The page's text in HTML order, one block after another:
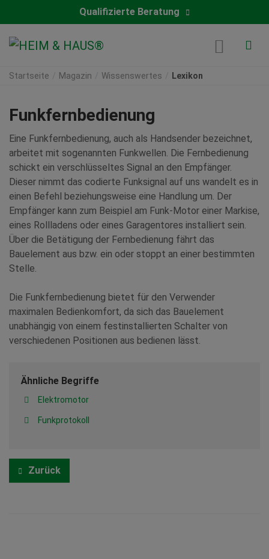
Qualifizierte Beratung
Startseite Magazin Wissenswertes Lexikon
Funkfernbedienung
Eine Funkfernbedienung, auch als Handsender bezeichnet,
arbeitet mit sogenannten Funkwellen. Die Fernbedienung
schickt ein verschlüsseltes Signal an den Empfänger.
Dieser nimmt das codierte Funksignal auf uns wandelt es in
einen Befehl beziehungsweise eine Handlung um. Der
Empfänger kann zum Beispiel am Funk-Motor einer Markise,
eines Rollladens oder eines Garagentores installiert sein.
Über die Betätigung der Fernbedienung fährt das
Bauelement aus bzw. ein oder stoppt an einer bestimmten
Stelle.
Die Funkfernbedienung bietet für den Verwender
maximalen Bedienkomfort, da sich das Bauelement
unabhängig von einem festinstallierten Schalter von
verschiedenen Positionen aus bedienen lässt.
Ähnliche Begriffe
Elektromotor
Funkprotokoll
Zurück